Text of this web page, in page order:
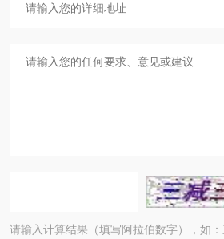
请输入计算结果（填写阿拉伯数字），如